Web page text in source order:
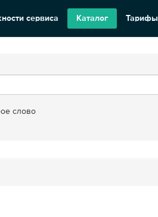
сервиса Каталог Тарифы
слово